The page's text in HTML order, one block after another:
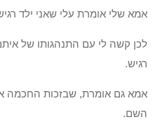
אמא שלי אומרת עלי שאני ילד
לכן קשה לי עם התנהגותו של
רגיש.
אמא גם אומרת, שבזכות החכמה
השם.